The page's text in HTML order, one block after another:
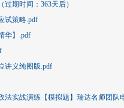
（过期时间：363天后）
试策略.pdf
华】.pdf
讲义纯图版.pdf
法实战演练【模拟题】瑞达名师团队